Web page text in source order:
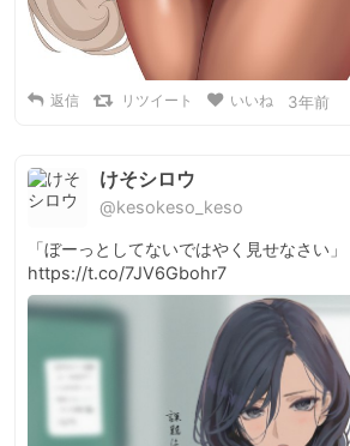
返信 リツイート いいね 3年前
けそシロウ
@kesokeso_keso
「ぼーっとしてないではやく見せなさい」
https://t.co/7JV6Gbohr7